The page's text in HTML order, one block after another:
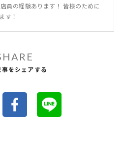
員の経験あります！ 皆様のために
す！
事をシェアする